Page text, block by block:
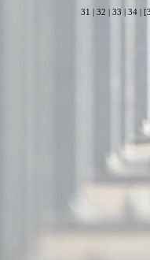
31 | 32 | 33 | 34|